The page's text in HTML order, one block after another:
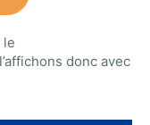
le
donc avec